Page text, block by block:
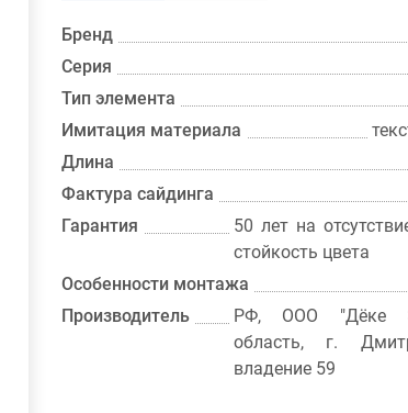
Бренд
Серия
Тип элемента
Имитация материала
Длина
Фактура сайдинга
Гарантия
50 лет на
стойкость цвета
Особенности монтажа
Производитель
РФ, ООО "Дёке
область, г.
владение 59